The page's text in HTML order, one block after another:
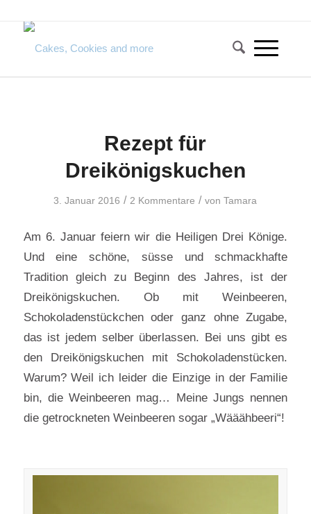
Rezept für
Dreikönigskuchen
3. Januar 2016 / 2 Kommentare / vonTamara
Am 6. Januar feiern wir die Heiligen Drei Könige.
Und eine schöne, süsse und schmackhafte
Tradition gleich zu Beginn des Jahres, ist der
Dreikönigskuchen. Ob mit Weinbeeren,
Schokoladenstückchen oder ganz ohne Zugabe,
das ist jedem selber überlassen. Bei uns gibt es
den Dreikönigskuchen mit Schokoladenstücken.
Warum? Weil ich leider die Einzige in der Familie
bin, die Weinbeeren mag… Meine Jungs nennen
die getrockneten Weinbeeren sogar „Wääähbeeri“!